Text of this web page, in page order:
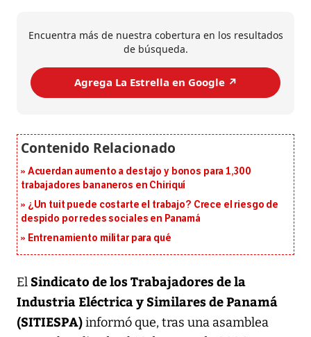
Encuentra más de nuestra cobertura en los resultados
de búsqueda.
Agrega La Estrella en Google ↗️
Acuerdan aumento a destajo y bonos para 1,300
trabajadores bananeros en Chiriquí
¿Un tuit puede costarte el trabajo? Crece el riesgo de
despido por redes sociales en Panamá
Entrenamiento militar para qué
El Sindicato de los Trabajadores de la
Industria Eléctrica y Similares de Panamá
(SITIESPA)informó que, tras una asamblea